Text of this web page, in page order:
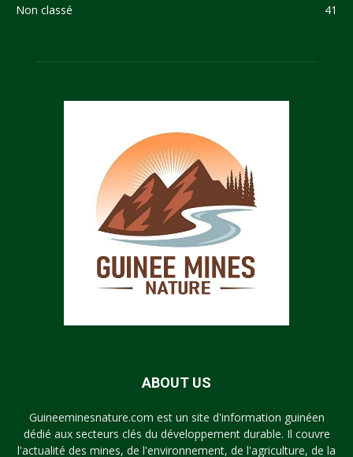
Non classé
41
ABOUT US
Guineeminesnature.com est un site d'information guinéen
dédié aux secteurs clés du développement durable. Il couvre
l'actualité des mines, de l'environnement, de l'agriculture, de la